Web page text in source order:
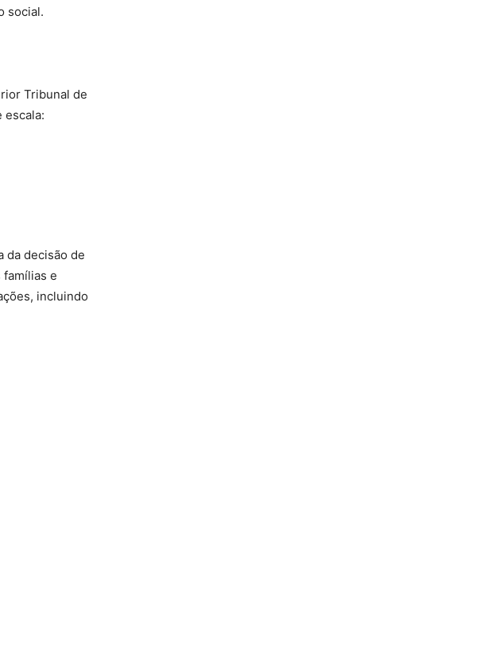
social.
Tribunal de
escala:
da decisão de
e
incluindo